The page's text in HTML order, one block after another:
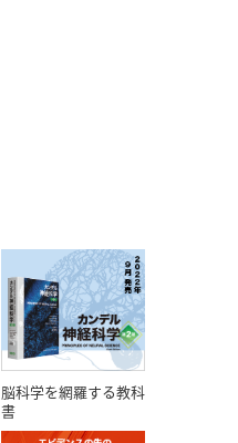
脳科学を網羅する教科
書